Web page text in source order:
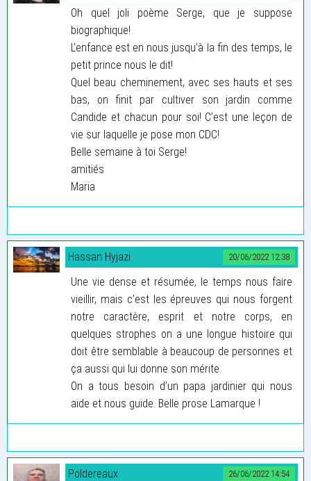
Oh quel joli poème Serge, que je suppose
biographique!
L’enfance est en nous jusqu’à la fin des temps, le
petit prince nous le dit!
Quel beau cheminement, avec ses hauts et ses
bas, on finit par cultiver son jardin comme
Candide et chacun pour soi! C’est une leçon de
vie sur laquelle je pose mon CDC!
Belle semaine à toi Serge!
amitiés
Maria
20/06/2022 12:38
Hassan Hyjazi
Une vie dense et résumée, le temps nous faire
vieillir, mais c’est les épreuves qui nous forgent
notre caractère, esprit et notre corps, en
quelques strophes on a une longue histoire qui
doit être semblable à beaucoup de personnes et
ça aussi qui lui donne son mérite.
On a tous besoin d’un papa jardinier qui nous
aide et nous guide. Belle prose Lamarque !
26/06/2022 14:54
Poldereaux